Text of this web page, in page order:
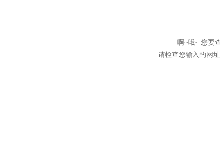
啊~哦~ 您要
请检查您输入的网